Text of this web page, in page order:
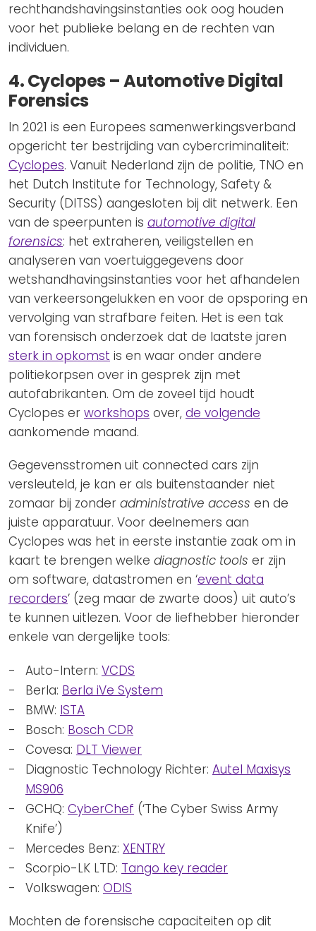
rechthandshavingsinstanties ook oog houden
voor het publieke belang en de rechten van
individuen.
4.Cyclopes – Automotive Digital
Forensics
In 2021 is een Europees samenwerkingsverband
opgericht ter bestrijding van cybercriminaliteit:
Cyclopes. Vanuit Nederland zijn de politie, TNO en
het Dutch Institute for Technology, Safety &
Security (DITSS) aangesloten bij dit netwerk. Een
van de speerpunten is automotive digital
forensics: het extraheren, veiligstellen en
analyseren van voertuiggegevens door
wetshandhavingsinstanties voor het afhandelen
van verkeersongelukken en voor de opsporing en
vervolging van strafbare feiten. Het is een tak
van forensisch onderzoek dat de laatste jaren
sterk in opkomst is en waar onder andere
politiekorpsen over in gesprek zijn met
autofabrikanten. Om de zoveel tijd houdt
Cyclopes er workshops over, de volgende
aankomende maand.
Gegevensstromen uit connected cars zijn
versleuteld, je kan er als buitenstaander niet
zomaar bij zonder administrative access en de
juiste apparatuur. Voor deelnemers aan
Cyclopes was het in eerste instantie zaak om in
kaart te brengen welke diagnostic tools er zijn
om software, datastromen en ‘event data
recorders’ (zeg maar de zwarte doos) uit auto’s
te kunnen uitlezen. Voor de liefhebber hieronder
enkele van dergelijke tools:
Auto-Intern: VCDS
Berla: Berla iVe System
BMW: ISTA
Bosch: Bosch CDR
Covesa: DLT Viewer
Diagnostic Technology Richter: Autel Maxisys
MS906
GCHQ: CyberChef (‘The Cyber Swiss Army
Knife’)
Mercedes Benz: XENTRY
Scorpio-LK LTD: Tango key reader
Volkswagen: ODIS
Mochten de forensische capaciteiten op dit